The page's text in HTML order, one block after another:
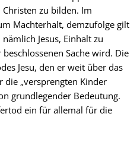
zu bilden. Im
Machterhalt, demzufolge gilt
Jesus, Einhalt zu
Sache wird. Die
Jesu, den er weit über das
die „versprengten Kinder
grundlegender Bedeutung.
ein für allemal für die